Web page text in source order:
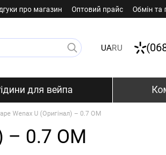
про магазин Оптовий прайс Обмін та
UARU
для вейпа
Wenax U (Оригінал) – 0.7 ОМ
– 0.7 ОМ